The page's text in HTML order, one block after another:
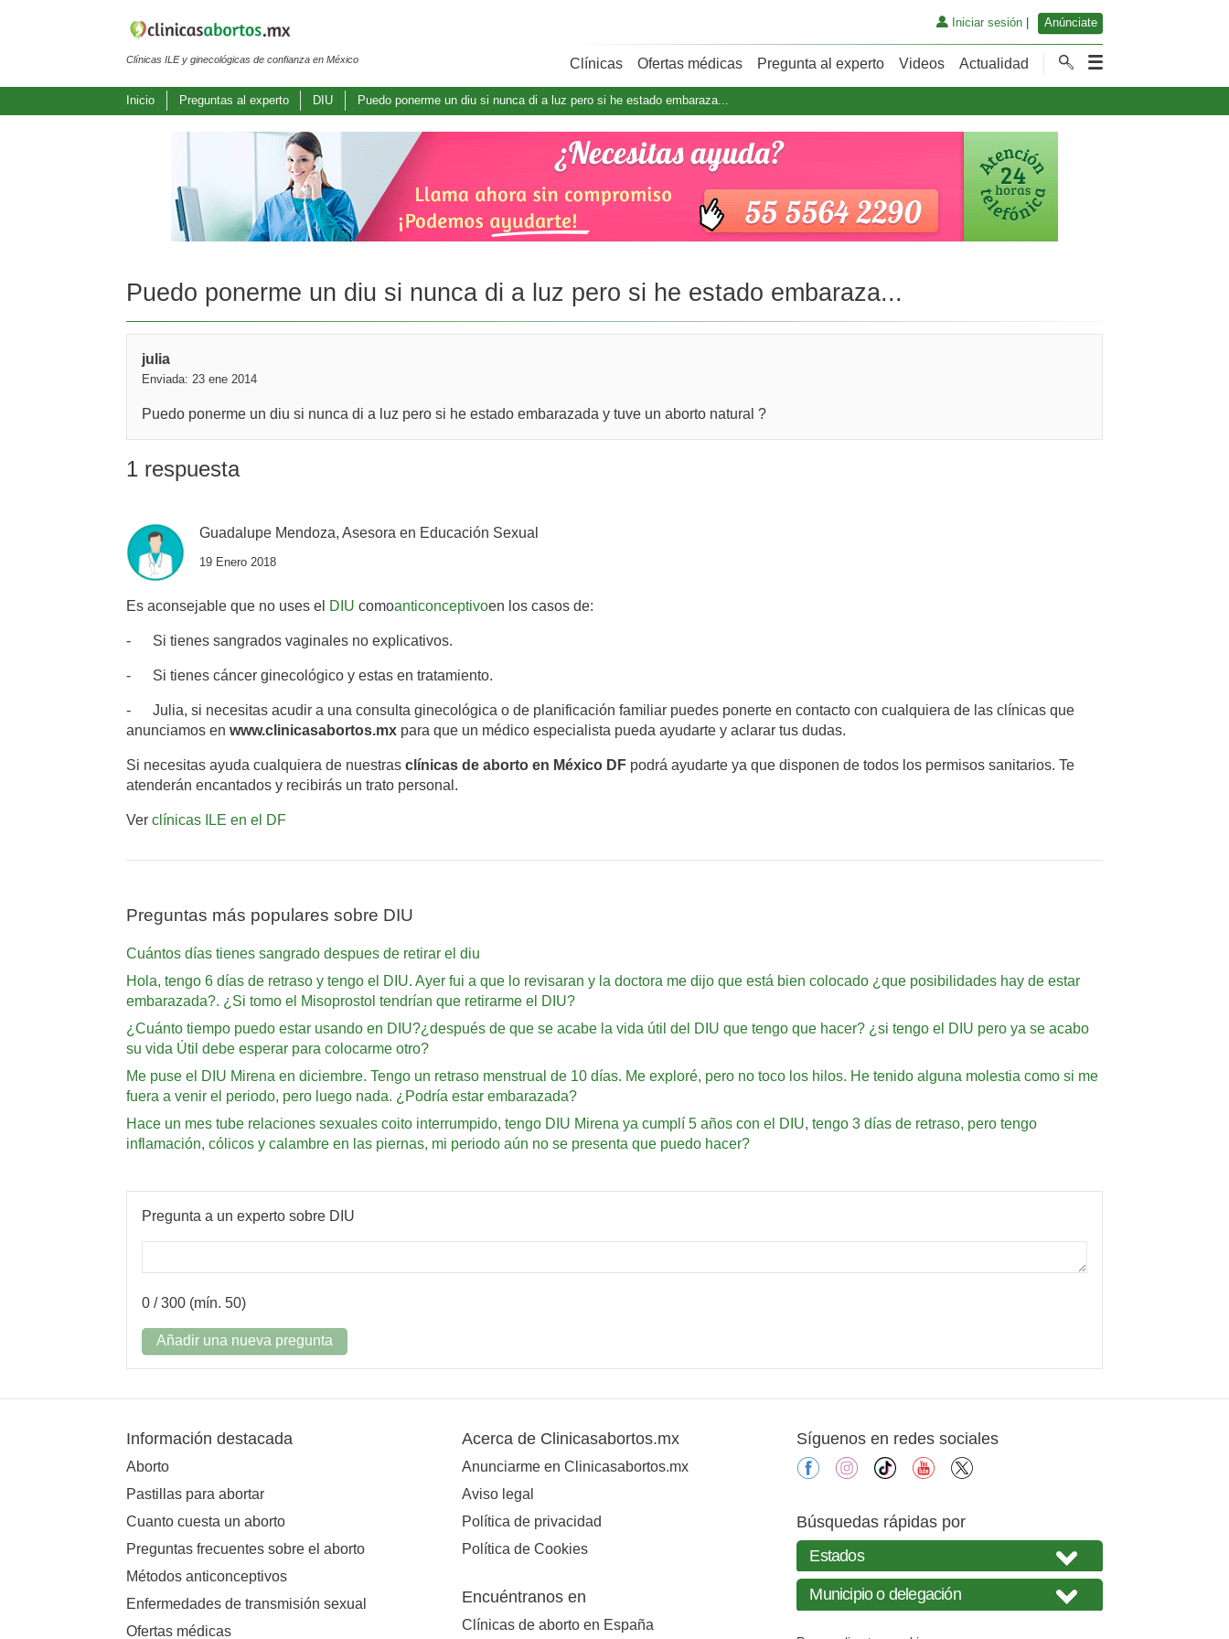
Clínicas ILE y ginecológicas de confianza en México
Iniciar sesión| Anúnciate
Clínicas Ofertas médicas Pregunta al experto Videos Actualidad
Inicio Preguntas al experto DIU Puedo ponerme un diu si nunca di a luz pero si he estado embaraza...
Puedo ponerme un diu si nunca di a luz pero si he estado embaraza...
julia
Enviada: 23 ene 2014
Puedo ponerme un diu si nunca di a luz pero si he estado embarazada y tuve un aborto natural ?
1 respuesta
Guadalupe Mendoza, Asesora en Educación Sexual
19 Enero 2018
Es aconsejable que no uses el DIU comoanticonceptivoen los casos de:
- Si tienes sangrados vaginales no explicativos.
- Si tienes cáncer ginecológico y estas en tratamiento.
-
Julia, si necesitas acudir a una consulta ginecológica o de planificación familiar puedes ponerte en contacto con cualquiera de las clínicas que
anunciamos en www.clinicasabortos.mx para que un médico especialista pueda ayudarte y aclarar tus dudas.
Si necesitas ayuda cualquiera de nuestras clínicas de aborto en México DF podrá ayudarte ya que disponen de todos los permisos sanitarios. Te
atenderán encantados y recibirás un trato personal.
Ver clínicas ILE en el DF
Preguntas más populares sobre DIU
Cuántos días tienes sangrado despues de retirar el diu
Hola, tengo 6 días de retraso y tengo el DIU. Ayer fui a que lo revisaran y la doctora me dijo que está bien colocado ¿que posibilidades hay de estar
embarazada?. ¿Si tomo el Misoprostol tendrían que retirarme el DIU?
¿Cuánto tiempo puedo estar usando en DIU?¿después de que se acabe la vida útil del DIU que tengo que hacer? ¿si tengo el DIU pero ya se acabo
su vida Útil debe esperar para colocarme otro?
Me puse el DIU Mirena en diciembre. Tengo un retraso menstrual de 10 días. Me exploré, pero no toco los hilos. He tenido alguna molestia como si me
fuera a venir el periodo, pero luego nada. ¿Podría estar embarazada?
Hace un mes tube relaciones sexuales coito interrumpido, tengo DIU Mirena ya cumplí 5 años con el DIU, tengo 3 días de retraso, pero tengo
inflamación, cólicos y calambre en las piernas, mi periodo aún no se presenta que puedo hacer?
Pregunta a un experto sobre DIU
0 / 300 (mín. 50)
Añadir una nueva pregunta
Información destacada
Aborto
Pastillas para abortar
Cuanto cuesta un aborto
Preguntas frecuentes sobre el aborto
Métodos anticonceptivos
Enfermedades de transmisión sexual
Ofertas médicas
Acerca de Clinicasabortos.mx
Anunciarme en Clinicasabortos.mx
Aviso legal
Política de privacidad
Política de Cookies
Encuéntranos en
Clínicas de aborto en España
Síguenos en redes sociales
facebookinstagram
tiktok youtube
Búsquedas rápidas por